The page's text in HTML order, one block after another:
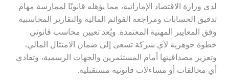
لدى وزارة الاقتصاد الإماراتية، مما يؤهله قانونًا لممارسة مهام
تدقيق الحسابات ومراجعة القوائم المالية والتقارير المحاسبية
وفق المعايير المهنية المعتمدة. ويُعد تعيين محاسب قانوني
خطوة جوهرية لأي شركة تسعى إلى ضمان الامتثال المالي،
وتعزيز مصداقيتها أمام المستثمرين والجهات الرسمية، وتفادي
أي مخالفات أو مساءلات قانونية مستقبلية.